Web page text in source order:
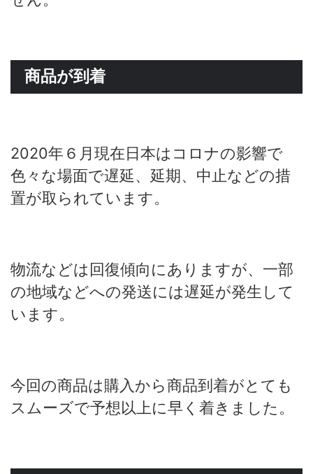
商品が到着
2020年６月現在日本はコロナの影響で
色々な場面で遅延、延期、中止などの措
置が取られています。
物流などは回復傾向にありますが、一部
の地域などへの発送には遅延が発生して
います。
今回の商品は購入から商品到着がとても
スムーズで予想以上に早く着きました。